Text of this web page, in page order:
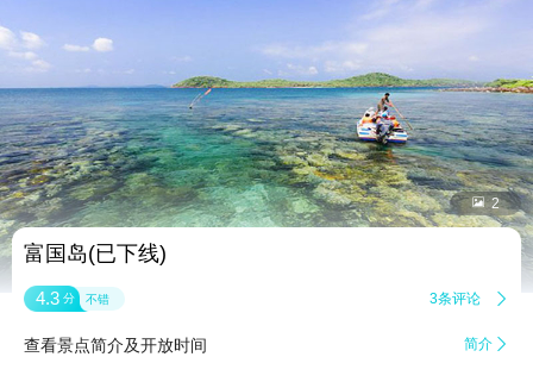
 2
富国岛(已下线)
4.3 分 不错 3条评论 
查看景点简介及开放时间 简介 
